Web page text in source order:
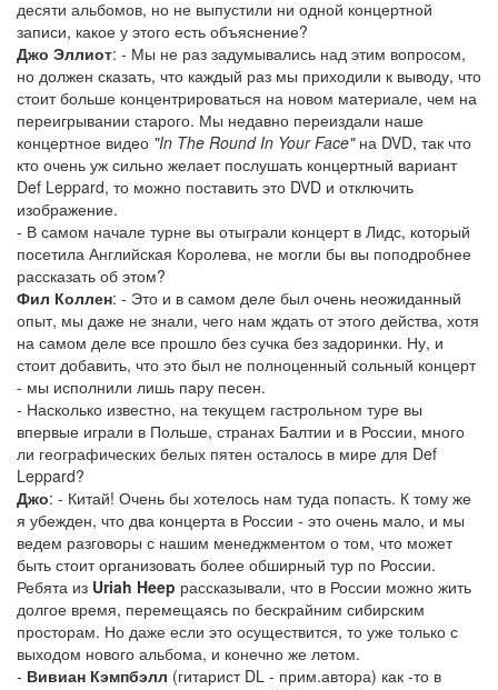
десяти альбомов, но не выпустили ни одной концертной
записи, какое у этого есть объяснение?
Джо Эллиот: - Мы не раз задумывались над этим вопросом,
но должен сказать, что каждый раз мы приходили к выводу, что
стоит больше концентрироваться на новом материале, чем на
переигрывании старого. Мы недавно переиздали наше
концертное видео "In The Round In Your Face"на DVD, так что
кто очень уж сильно желает послушать концертный вариант
Def Leppard, то можно поставить это DVD и отключить
изображение.
- В самом начале турне вы отыграли концерт в Лидс, который
посетила Английская Королева, не могли бы вы поподробнее
рассказать об этом?
Фил Коллен: - Это и в самом деле был очень неожиданный
опыт, мы даже не знали, чего нам ждать от этого действа, хотя
на самом деле все прошло без сучка без задоринки. Ну, и
стоит добавить, что это был не полноценный сольный концерт
- мы исполнили лишь пару песен.
- Насколько известно, на текущем гастрольном туре вы
впервые играли в Польше, странах Балтии и в России, много
ли географических белых пятен осталось в мире для Def
Leppard?
Джо: - Китай! Очень бы хотелось нам туда попасть. К тому же
я убежден, что два концерта в России - это очень мало, и мы
ведем разговоры с нашим менеджментом о том, что может
быть стоит организовать более обширный тур по России.
Ребята из Uriah Heep рассказывали, что в России можно жить
долгое время, перемещаясь по бескрайним сибирским
просторам. Но даже если это осуществится, то уже только с
выходом нового альбома, и конечно же летом.
- Вивиан Кэмпбэлл (гитарист DL - прим.автора) как -то в